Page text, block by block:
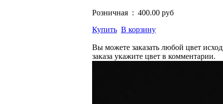
Розничная : 400.00 руб
Купить В корзину
Вы можете заказать любой цвет
заказа укажите цвет в комментарии.